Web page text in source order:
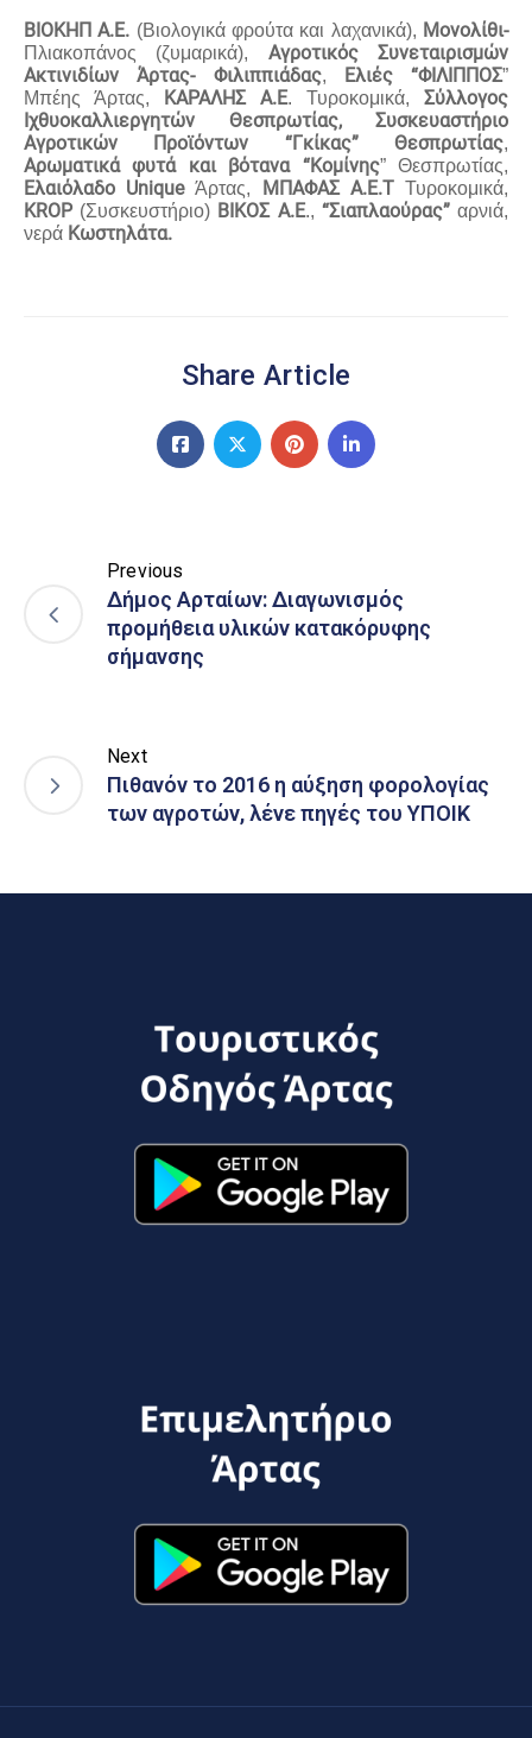
ΒΙΟΚΗΠ Α.Ε. (Βιολογικά φρούτα και λαχανικά), Μονολίθι-
Πλιακοπάνος (ζυμαρικά), Αγροτικός Συνεταιρισμών
Ακτινιδίων Άρτας- Φιλιππιάδας, Ελιές “ΦΙΛΙΠΠΟΣ”
Μπέης Άρτας, ΚΑΡΑΛΗΣ Α.Ε. Τυροκομικά, Σύλλογος
Ιχθυοκαλλιεργητών Θεσπρωτίας,
Συσκευαστήριο
Αγροτικών Προϊόντων “Γκίκας” Θεσπρωτίας,
Αρωματικά φυτά και βότανα “Κομίνης” Θεσπρωτίας,
Ελαιόλαδο UniqueΆρτας, ΜΠΑΦΑΣ Α.Ε.ΤΤυροκομικά,
KROP (Συσκευστήριο) ΒΙΚΟΣ Α.Ε., “Σιαπλαούρας”αρνιά,
νερά Κωστηλάτα.
Share Article
Previous
Δήμος Αρταίων: Διαγωνισμός
προμήθεια υλικών κατακόρυφης
σήμανσης
Next
Πιθανόν το 2016 η αύξηση φορολογίας
των αγροτών, λένε πηγές του ΥΠΟΙΚ